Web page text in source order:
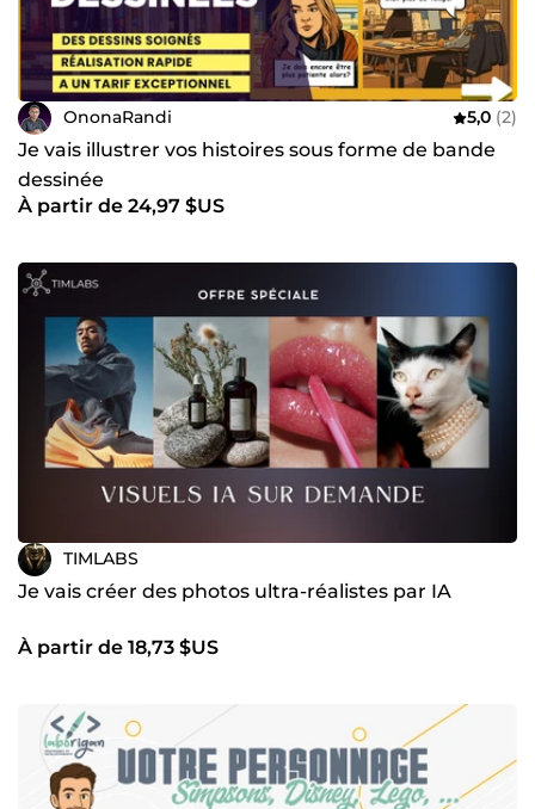
OnonaRandi 5,0 (2)
Je vais illustrer vos histoires sous forme de bande
dessinée
À partir de 24,97 $US
TIMLABS
Je vais créer des photos ultra-réalistes par IA
À partir de 18,73 $US